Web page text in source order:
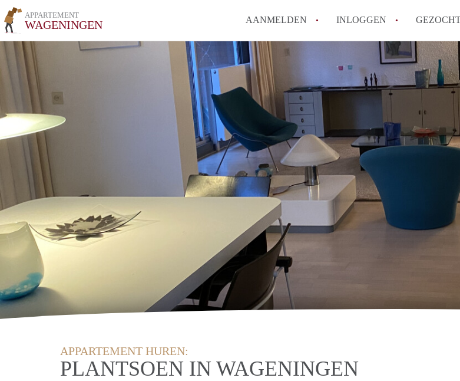
APPARTEMENT
WAGENINGEN AANMELDEN INLOGGEN
How to translate
Berekent
Wat is
Wat is de
Is
Appartement /
Alle veelgestelde
APPARTEMENT HUREN:
PLANTSOEN IN WAGENINGEN